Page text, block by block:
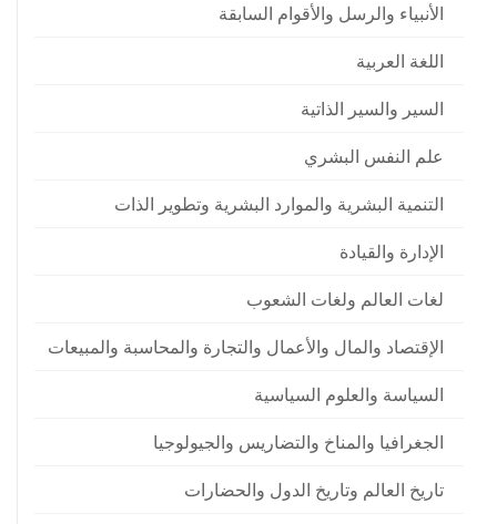
الأنبياء والرسل والأقوام السابقة
اللغة العربية
السير والسير الذاتية
علم النفس البشري
التنمية البشرية والموارد البشرية وتطوير الذات
الإدارة والقيادة
لغات العالم ولغات الشعوب
الإقتصاد والمال والأعمال والتجارة والمحاسبة والمبيعات
السياسة والعلوم السياسية
الجغرافيا والمناخ والتضاريس والجيولوجيا
تاريخ العالم وتاريخ الدول والحضارات